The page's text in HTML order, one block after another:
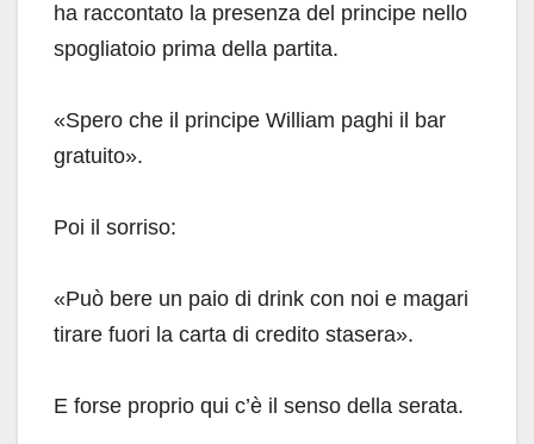
ha raccontato la presenza del principe nello
spogliatoio prima della partita.
«Spero che il principe William paghi il bar
gratuito».
Poi il sorriso:
«Può bere un paio di drink con noi e magari
tirare fuori la carta di credito stasera».
E forse proprio qui c’è il senso della serata.